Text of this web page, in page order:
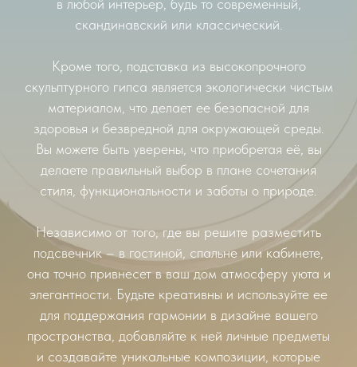
скандинавский или классический.
Кроме того, подставка из высокопрочного
скульптурного гипса является экологически чистым
материалом, что делает ее безопасной для
здоровья и безвредной для окружающей среды.
Вы можете быть уверены, что приобретая её, вы
делаете правильный выбор в плане сочетания
стиля, функциональности и заботы о природе.
Независимо от того, где вы решите разместить
подсвечник – в гостиной, спальне или кабинете,
она точно привнесет в ваш дом атмосферу уюта и
элегантности. Будьте креативны и используйте ее
для поддержания гармонии в дизайне вашего
пространства, добавляйте к ней личные предметы
и создавайте уникальные композиции, которые